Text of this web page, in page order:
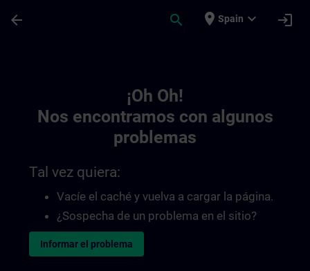
arrow_back search place Spain expand_more login
¡Oh Oh!
Nos encontramos con algunos
problemas
Tal vez quiera:
Vacíe el caché y vuelva a cargar la página.
¿Sospecha de un problema en el sitio?
Informar el problema